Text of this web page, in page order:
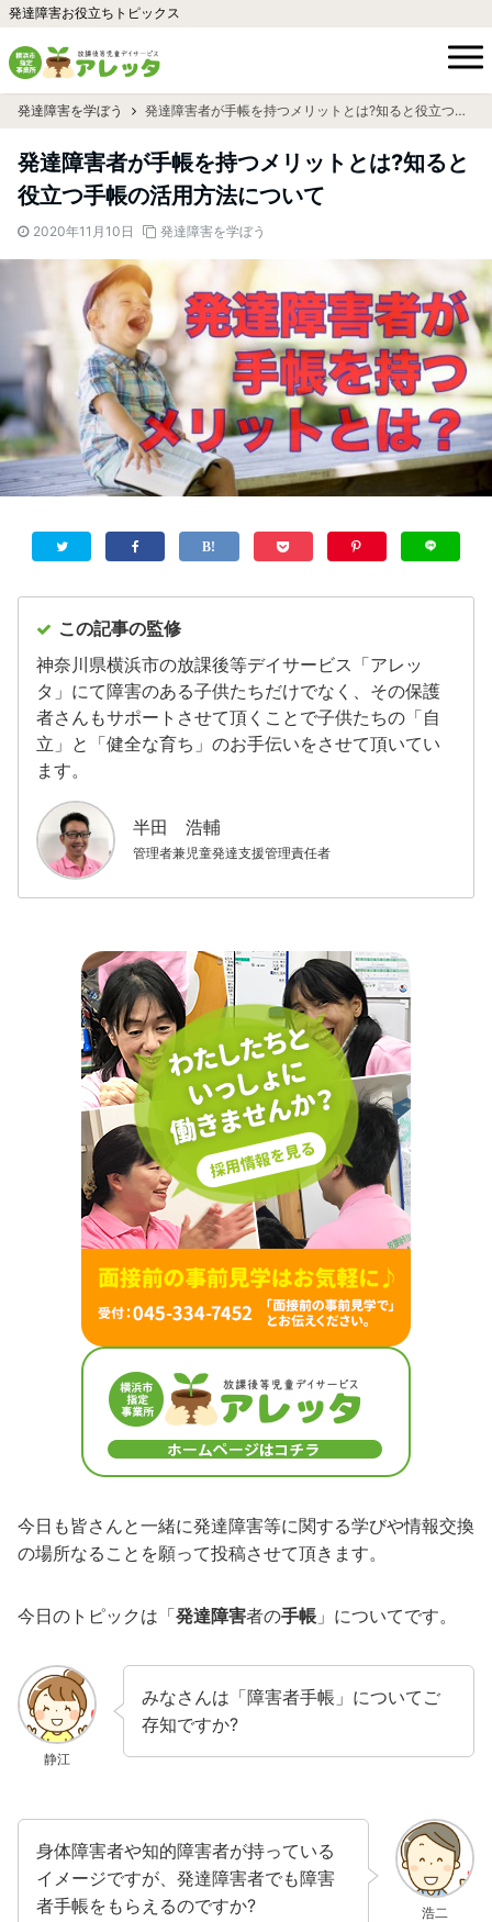
発達障害お役立ちトピックス
発達障害を学ぼう 発達障害者が手帳を持つメリットとは?知ると役立つ手帳の活用方法について
発達障害者が手帳を持つメリットとは?知ると
役立つ手帳の活用方法について
2020年11月10日 発達障害を学ぼう
この記事の監修
神奈川県横浜市の放課後等デイサービス「アレッ
タ」にて障害のある子供たちだけでなく、その保護
者さんもサポートさせて頂くことで子供たちの「自
立」と「健全な育ち」のお手伝いをさせて頂いてい
ます。
半田 浩輔
管理者兼児童発達支援管理責任者
今日も皆さんと一緒に発達障害等に関する学びや情報交換
の場所なることを願って投稿させて頂きます。
今日のトピックは「発達障害者の手帳 」についてです。
静江
みなさんは「障害者手帳」についてご
存知ですか?
浩二
身体障害者や知的障害者が持っている
イメージですが、発達障害者でも障害
者手帳をもらえるのですか?